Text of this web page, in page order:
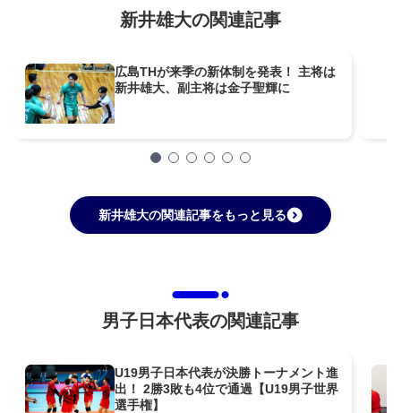
新井雄大の関連記事
広島THが来季の新体制を発表！ 主将は
新井雄大、副主将は金子聖輝に
新井雄大の関連記事をもっと見る
男子日本代表の関連記事
U19男子日本代表が決勝トーナメント進
出！ 2勝3敗も4位で通過【U19男子世界
選手権】